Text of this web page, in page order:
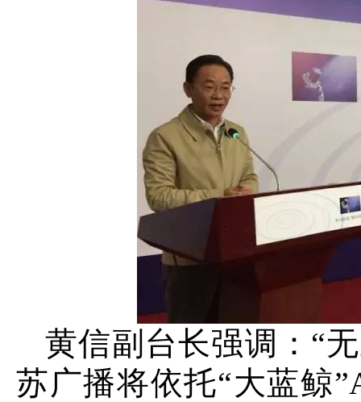
黄信副台长强调：“
苏广播将依托“大蓝鲸